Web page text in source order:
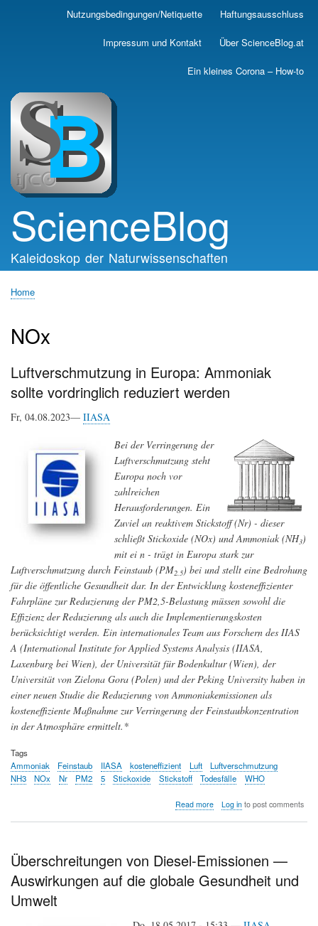
Skip
main
Nutzungsbedingungen/Netiquette Haftungsausschluss
Impressum und Kontakt Über ScienceBlog.at
Ein kleines Corona – How-to
ScienceBlog
Kaleidoskop der Naturwissenschaften
Home
NOx
Luftverschmutzung in Europa: Ammoniak
sollte vordringlich reduziert werden
Fr, 04.08.2023— IIASA
Bei der Verringerung der
Luftverschmutzung steht
Europa noch vor
zahlreichen
Herausforderungen. Ein
Zuviel an reaktivem Stickstoff (Nr) - dieser
schließt Stickoxide (NOx) und Ammoniak (NH3)
mit ei n - trägt in Europa stark zur
Luftverschmutzung durch Feinstaub (PM2.5) bei und stellt eine Bedrohung
für die öffentliche Gesundheit dar. In der Entwicklung kosteneffizienter
Fahrpläne zur Reduzierung der PM2,5-Belastung müssen sowohl die
Effizienz der Reduzierung als auch die Implementierungskosten
berücksichtigt werden. Ein internationales Team aus Forschern des IIAS
A (International Institute for Applied Systems Analysis (IIASA,
Laxenburg bei Wien), der Universität für Bodenkultur (Wien), der
Universität von Zielona Gora (Polen) und der Peking University haben in
einer neuen Studie die Reduzierung von Ammoniakemissionen als
kosteneffiziente Maßnahme zur Verringerung der Feinstaubkonzentration
in der Atmosphäre ermittelt.*
Tags
Ammoniak
Feinstaub IIASA kosteneffizient Luft
Luftverschmutzung
NH3
NOx Nr PM2 5 Stickoxide Stickstoff Todesfälle WHO
Read moreabout
sollte
vordringlich
reduziert
Log into post comments
Überschreitungen von Diesel-Emissionen —
Auswirkungen auf die globale Gesundheit und
Umwelt